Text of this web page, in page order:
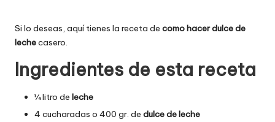
Si lo deseas, aquí tienes la receta de como hacer dulce de
lechecasero.
Ingredientes de esta receta
¼ litro de leche
4 cucharadas o 400 gr. de dulce de leche